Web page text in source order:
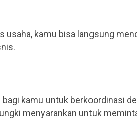
usaha, kamu bisa langsung
bagi kamu untuk berkoordinasi
menyarankan untuk